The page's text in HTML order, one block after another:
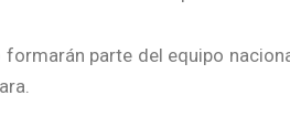
parte del equipo